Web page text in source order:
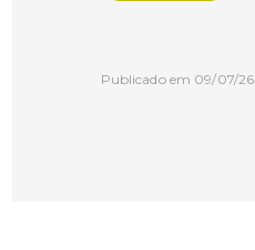
Publicado em 09/07/26